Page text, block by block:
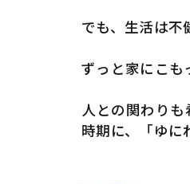
でも、生活は不
ずっと家にこも
人との関わり
時期に、「ゆに